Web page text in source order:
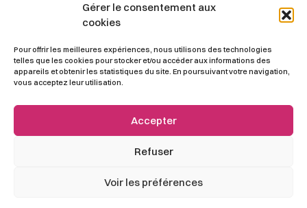
Gérer le consentement aux
cookies
Pour offrir les meilleures expériences, nous utilisons des technologies
telles que les cookies pour stocker et/ou accéder aux informations des
appareils et obtenir les statistiques du site. En poursuivant votre navigation,
vous acceptez leur utilisation.
Accepter
Refuser
Voir les préférences